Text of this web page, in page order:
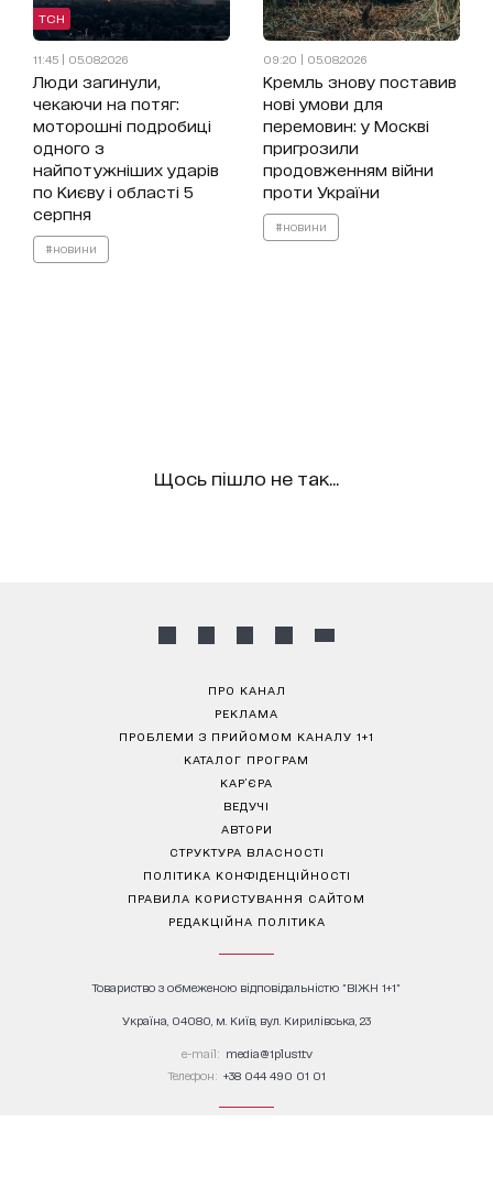
ТСН
11:45 | 05.08.2026
Люди загинули,
чекаючи на потяг:
моторошні подробиці
одного з
найпотужніших ударів
по Києву і області 5
серпня
#новини
09:20 | 05.08.2026
Кремль знову поставив
нові умови для
перемовин: у Москві
пригрозили
продовженням війни
проти України
#новини
Щось пішло не так...
ПРО КАНАЛ
РЕКЛАМА
ПРОБЛЕМИ З ПРИЙОМОМ КАНАЛУ 1+1
КАТАЛОГ ПРОГРАМ
КАР’ЄРА
ВЕДУЧІ
АВТОРИ
СТРУКТУРА ВЛАСНОСТІ
ПОЛІТИКА КОНФІДЕНЦІЙНОСТІ
ПРАВИЛА КОРИСТУВАННЯ САЙТОМ
РЕДАКЦІЙНА ПОЛІТИКА
Товариство з обмеженою відповідальністю "ВІЖН 1+1"
Україна, 04080, м. Київ, вул. Кирилівська, 23
е-mail: media@1plus1.tv
Телефон: +38 044 490 01 01